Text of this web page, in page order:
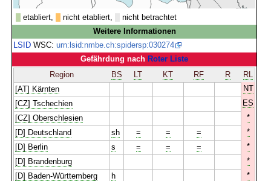
etabliert, nicht etabliert,
nicht betrachtet
Weitere Informationen
LSID WSC:urn:lsid:nmbe.ch:spidersp:030274
Gefährdung nach Roter Liste
Region
BS LT KT RF R
RL
[AT] Kärnten
NT
[CZ] Tschechien
ES
[CZ] Oberschlesien
*
[D] Deutschland
sh = = =
*
[D] Berlin
s = = =
*
[D] Brandenburg
*
[D] Baden-Württemberg
h
*